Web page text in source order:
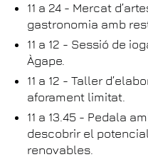
11 a 24 - Mercat
gastronomia amb
11 a 12 - Sessió de
Àgape.
11 a 12 - Taller
aforament limitat.
11 a 13.45 - Pedala
descobrir el
renovables.